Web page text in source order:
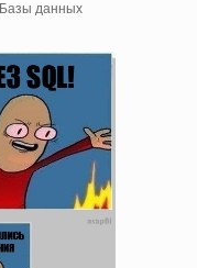
Базы данных